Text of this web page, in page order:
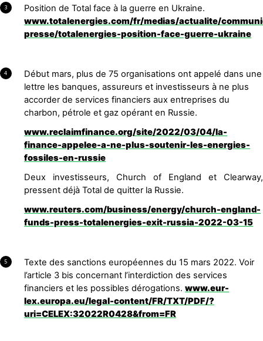
3 Position deTotalface à la guerre en Ukraine.
www.totalenergies.com/fr/medias/actualite/
presse/totalenergies-position-face-guerre-ukraine
4
Début mars, plus de 75 organisations ont appelé dans une
lettre les banques, assureurs et investisseurs à ne plus
accorder de services financiers aux entreprises du
charbon, pétrole et gaz opérant en Russie.
www.reclaimfinance.org/site/2022/03/04/la-
finance-appelee-a-ne-plus-soutenir-les-energies-
fossiles-en-russie
Deux investisseurs, Church of England et Clearway,
pressent déjà Total de quitter la Russie.
www.reuters.com/business/energy/church-england-
funds-press-totalenergies-exit-russia-2022-03-15
5
Texte des sanctions européennes du 15 mars 2022. Voir
l’article 3 bis concernant l’interdiction des services
financiers et les possibles dérogations.www.eur-
lex.europa.eu/legal-content/FR/TXT/PDF/?
uri=CELEX:32022R0428&from=FR